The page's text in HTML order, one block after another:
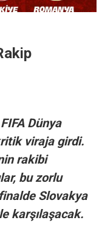
Dünya
viraja girdi.
rakibi
bu zorlu
Slovakya
karşılaşacak.